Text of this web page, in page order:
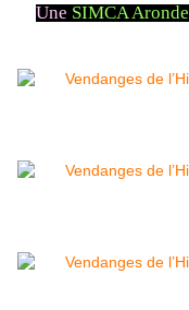
Une SIMCA Aronde